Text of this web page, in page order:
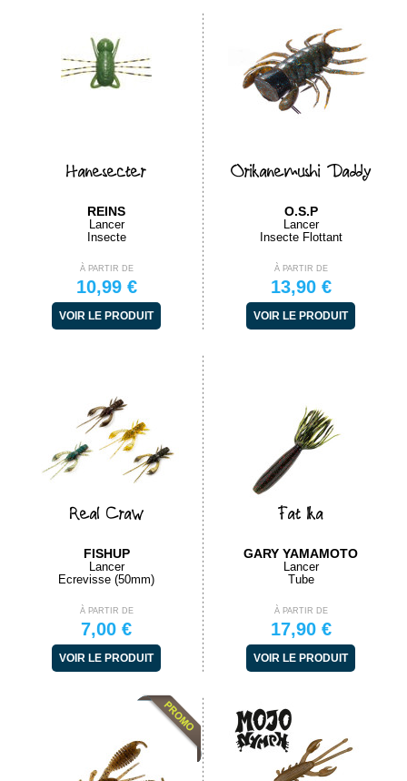
Hanesecter
REINS
Lancer
Insecte
À PARTIR DE
10,99 €
VOIR LE PRODUIT
Orikanemushi Daddy
O.S.P
Lancer
Insecte Flottant
À PARTIR DE
13,90 €
VOIR LE PRODUIT
Real Craw
FISHUP
Lancer
Ecrevisse (50mm)
À PARTIR DE
7,00 €
VOIR LE PRODUIT
Fat Ika
GARY YAMAMOTO
Lancer
Tube
À PARTIR DE
17,90 €
VOIR LE PRODUIT